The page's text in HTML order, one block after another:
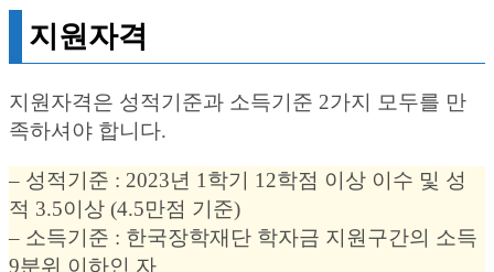
지원자격
지원자격은 성적기준과 소득기준 2가지 모두를 만
족하셔야 합니다.
– 성적기준 : 2023년 1학기 12학점 이상 이수 및 성
적 3.5이상 (4.5만점 기준)
– 소득기준 : 한국장학재단 학자금 지원구간의 소득
9분위 이하인 자